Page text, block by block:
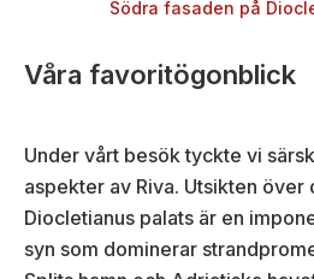
Södra fasaden på
Våra favoritögonblick
Under vårt besök tyckte vi
aspekter av Riva. Utsikten över
Diocletianus palats är en
syn som dominerar